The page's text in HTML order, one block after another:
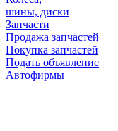
шины, диски
Запчасти
Продажа запчастей
Покупка запчастей
Подать объявление
Автофирмы